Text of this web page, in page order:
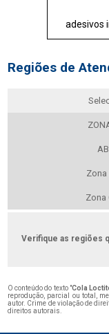
adesivos
Regiões de
Zona
Zona
Verifique as regiões
O conteúdo do texto "Cola
reprodução, parcial ou total,
autor. Crime de violação de
direitos autorais